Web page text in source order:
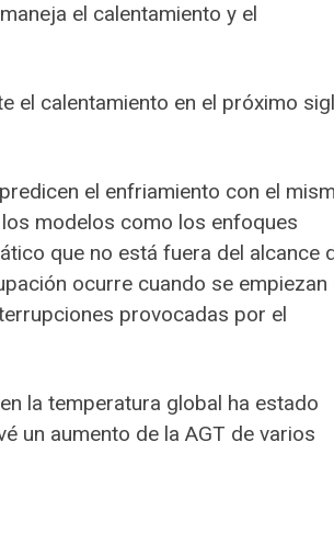
el calentamiento y el
el calentamiento en el próximo
el enfriamiento con el
modelos como los enfoques
que no está fuera del alcance
ocurre cuando se empiezan
provocadas por el
la temperatura global ha estado
un aumento de la AGT de varios